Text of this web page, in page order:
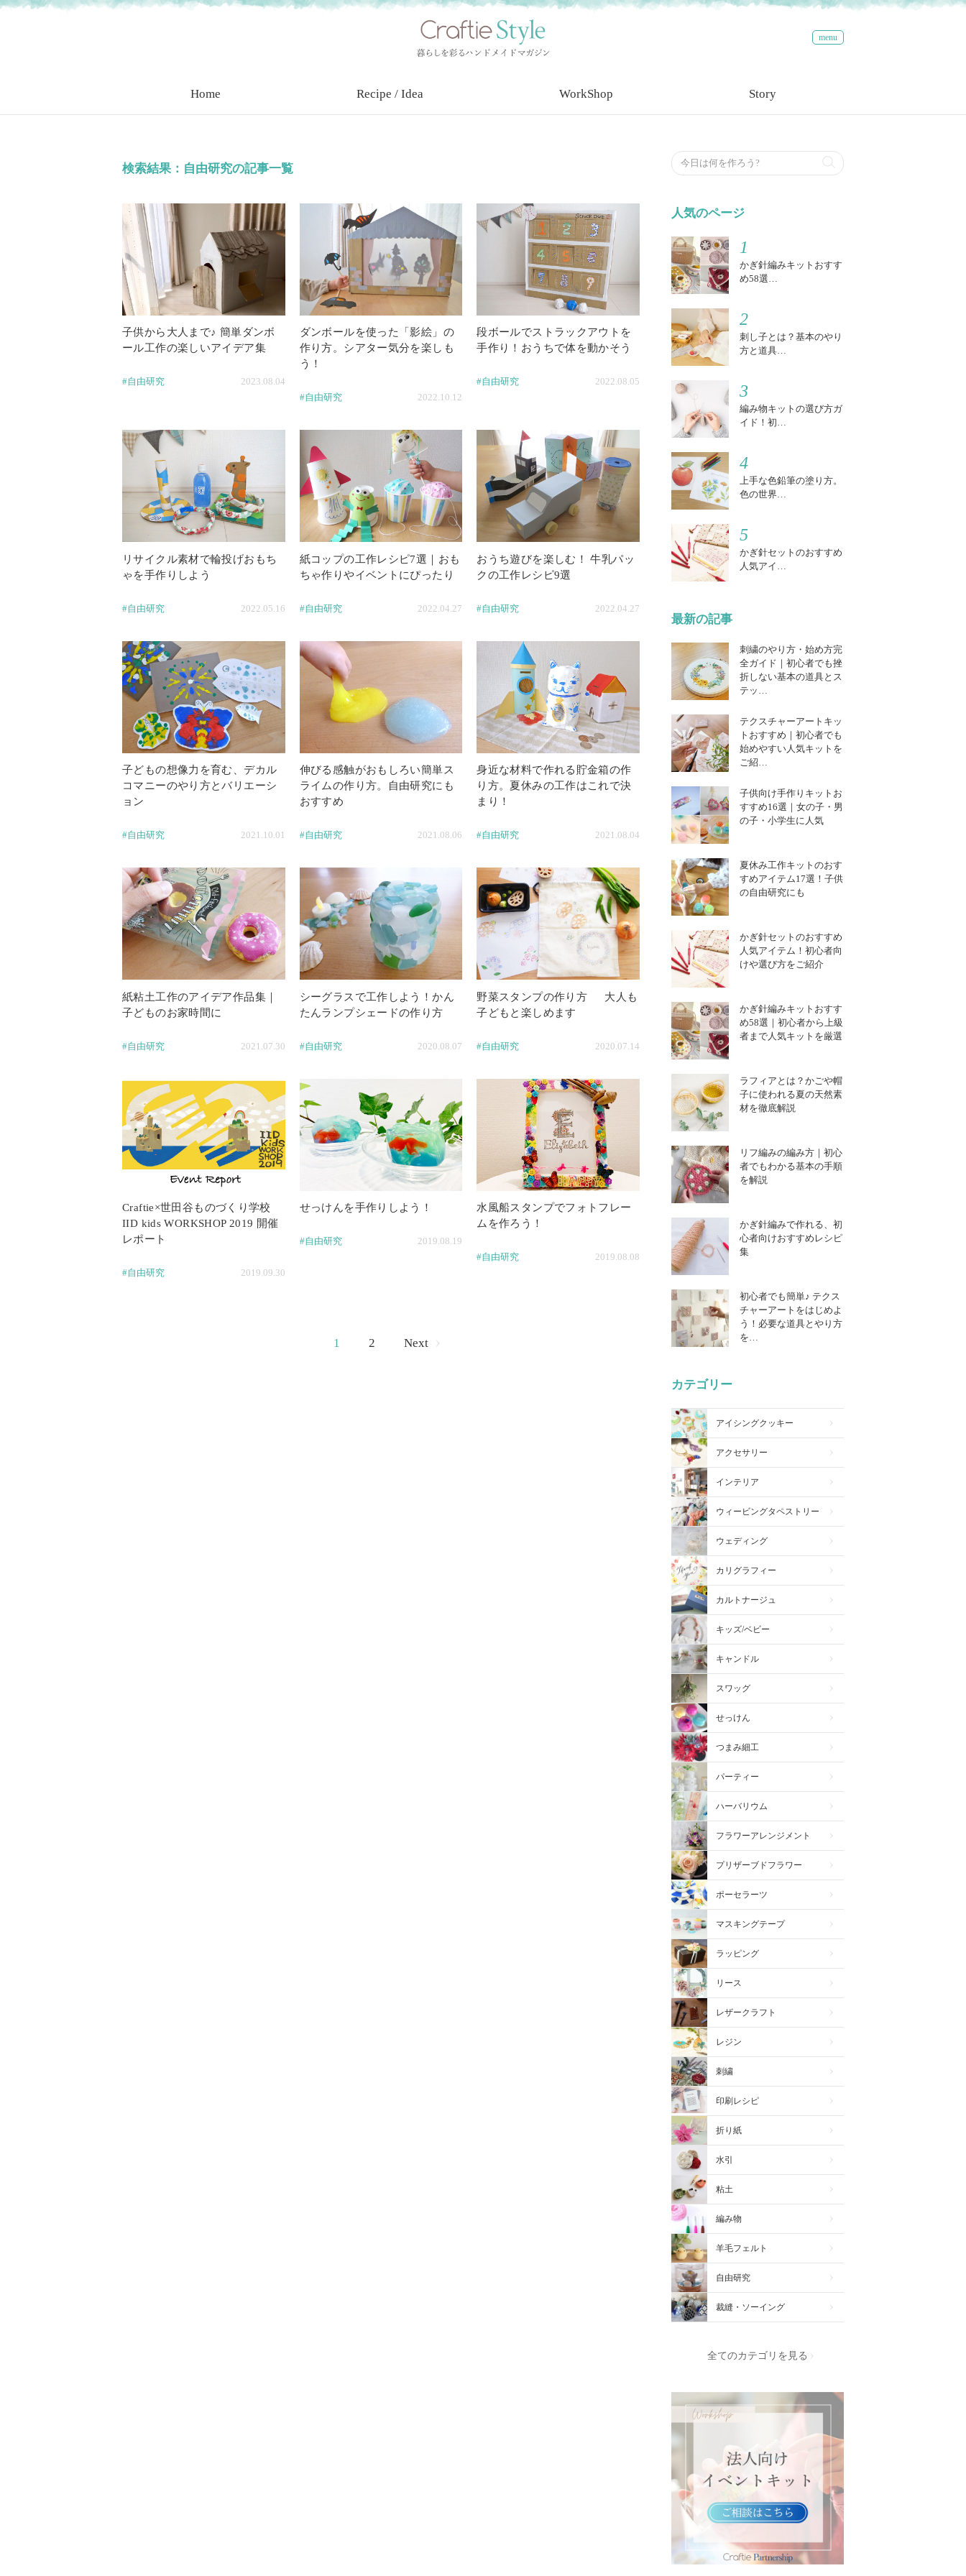
menu
Home Recipe / Idea WorkShop Story
検索結果：自由研究の記事一覧
子供から大人まで♪ 簡単ダンボ
ール工作の楽しいアイデア集
#自由研究 2023.08.04
ダンボールを使った「影絵」の
作り方。シアター気分を楽しも
う！
#自由研究 2022.10.12
段ボールでストラックアウトを
手作り！おうちで体を動かそう
#自由研究 2022.08.05
リサイクル素材で輪投げおもち
ゃを手作りしよう
#自由研究 2022.05.16
紙コップの工作レシピ7選｜おも
ちゃ作りやイベントにぴったり
#自由研究 2022.04.27
おうち遊びを楽しむ！ 牛乳パッ
クの工作レシピ9選
#自由研究 2022.04.27
子どもの想像力を育む、デカル
コマニーのやり方とバリエーシ
ョン
#自由研究 2021.10.01
伸びる感触がおもしろい簡単ス
ライムの作り方。自由研究にも
おすすめ
#自由研究 2021.08.06
身近な材料で作れる貯金箱の作
り方。夏休みの工作はこれで決
まり！
#自由研究 2021.08.04
紙粘土工作のアイデア作品集｜
子どものお家時間に
#自由研究 2021.07.30
シーグラスで工作しよう！かん
たんランプシェードの作り方
#自由研究 2020.08.07
野菜スタンプの作り方 大人も
子どもと楽しめます
#自由研究 2020.07.14
Craftie×世田谷ものづくり学校
IID kids WORKSHOP 2019 開催
レポート
#自由研究 2019.09.30
せっけんを手作りしよう！
#自由研究 2019.08.19
水風船スタンプでフォトフレー
ムを作ろう！
#自由研究 2019.08.08
1 2 Next
検索する
人気のページ
1
かぎ針編みキットおすす
め58選…
2
刺し子とは？基本のやり
方と道具…
3
編み物キットの選び方ガ
イド！初…
4
上手な色鉛筆の塗り方。
色の世界…
5
かぎ針セットのおすすめ
人気アイ…
最新の記事
刺繍のやり方・始め方完
全ガイド｜初心者でも挫
折しない基本の道具とス
テッ…
テクスチャーアートキッ
トおすすめ｜初心者でも
始めやすい人気キットを
ご紹…
子供向け手作りキットお
すすめ16選｜女の子・男
の子・小学生に人気
夏休み工作キットのおす
すめアイテム17選！子供
の自由研究にも
かぎ針セットのおすすめ
人気アイテム！初心者向
けや選び方をご紹介
かぎ針編みキットおすす
め58選｜初心者から上級
者まで人気キットを厳選
ラフィアとは？かごや帽
子に使われる夏の天然素
材を徹底解説
リフ編みの編み方｜初心
者でもわかる基本の手順
を解説
かぎ針編みで作れる、初
心者向けおすすめレシピ
集
初心者でも簡単♪ テクス
チャーアートをはじめよ
う！必要な道具とやり方
を…
カテゴリー
アイシングクッキー
アクセサリー
インテリア
ウィービングタペストリー
ウェディング
カリグラフィー
カルトナージュ
キッズ/ベビー
キャンドル
スワッグ
せっけん
つまみ細工
パーティー
ハーバリウム
フラワーアレンジメント
プリザーブドフラワー
ポーセラーツ
マスキングテープ
ラッピング
リース
レザークラフト
レジン
刺繍
印刷レシピ
折り紙
水引
粘土
編み物
羊毛フェルト
自由研究
裁縫・ソーイング
全てのカテゴリを見る